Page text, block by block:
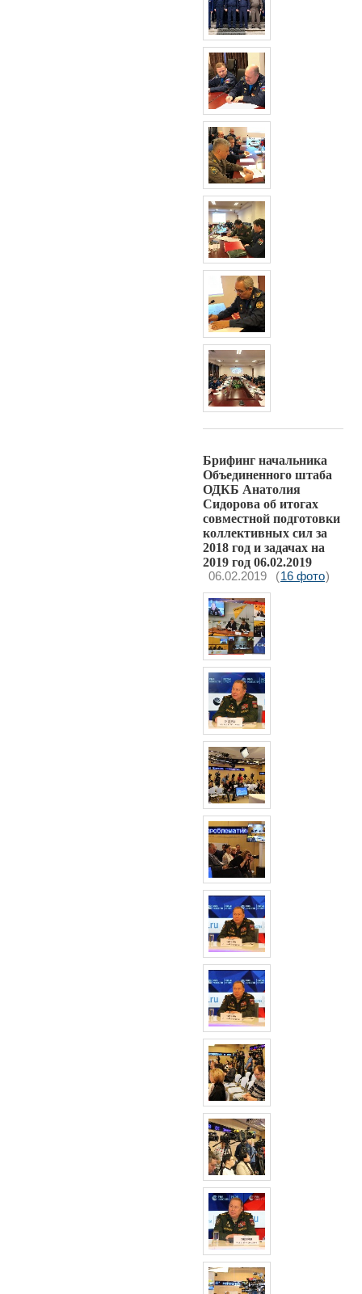
Брифинг начальника
Объединенного штаба
ОДКБ Анатолия
Сидорова об итогах
совместной подготовки
коллективных сил за
2018 год и задачах на
2019 год 06.02.2019
06.02.2019 (16 фото)